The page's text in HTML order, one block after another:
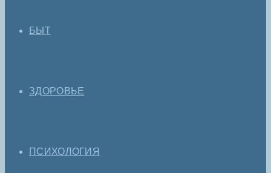
БЫТ
ЗДОРОВЬЕ
ПСИХОЛОГИЯ